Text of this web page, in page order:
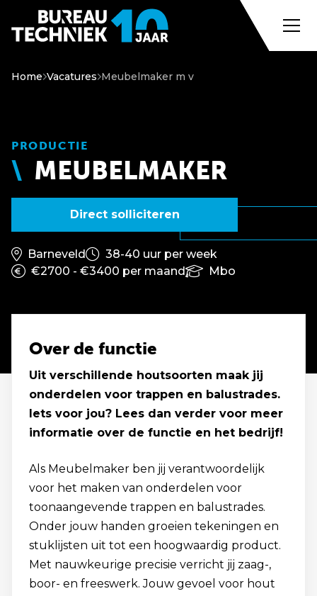
Home Vacatures Meubelmaker m v
PRODUCTIE
MEUBELMAKER
Direct solliciteren
Barneveld
38-40 uur per week
€2700 - €3400 per maand
Mbo
Over de functie
Uit verschillende houtsoorten maak jij
onderdelen voor trappen en balustrades.
Iets voor jou? Lees dan verder voor meer
informatie over de functie en het bedrijf!
Als Meubelmaker ben jij verantwoordelijk
voor het maken van onderdelen voor
toonaangevende trappen en balustrades.
Onder jouw handen groeien tekeningen en
stuklijsten uit tot een hoogwaardig product.
Met nauwkeurige precisie verricht jij zaag-,
boor- en freeswerk. Jouw gevoel voor hout